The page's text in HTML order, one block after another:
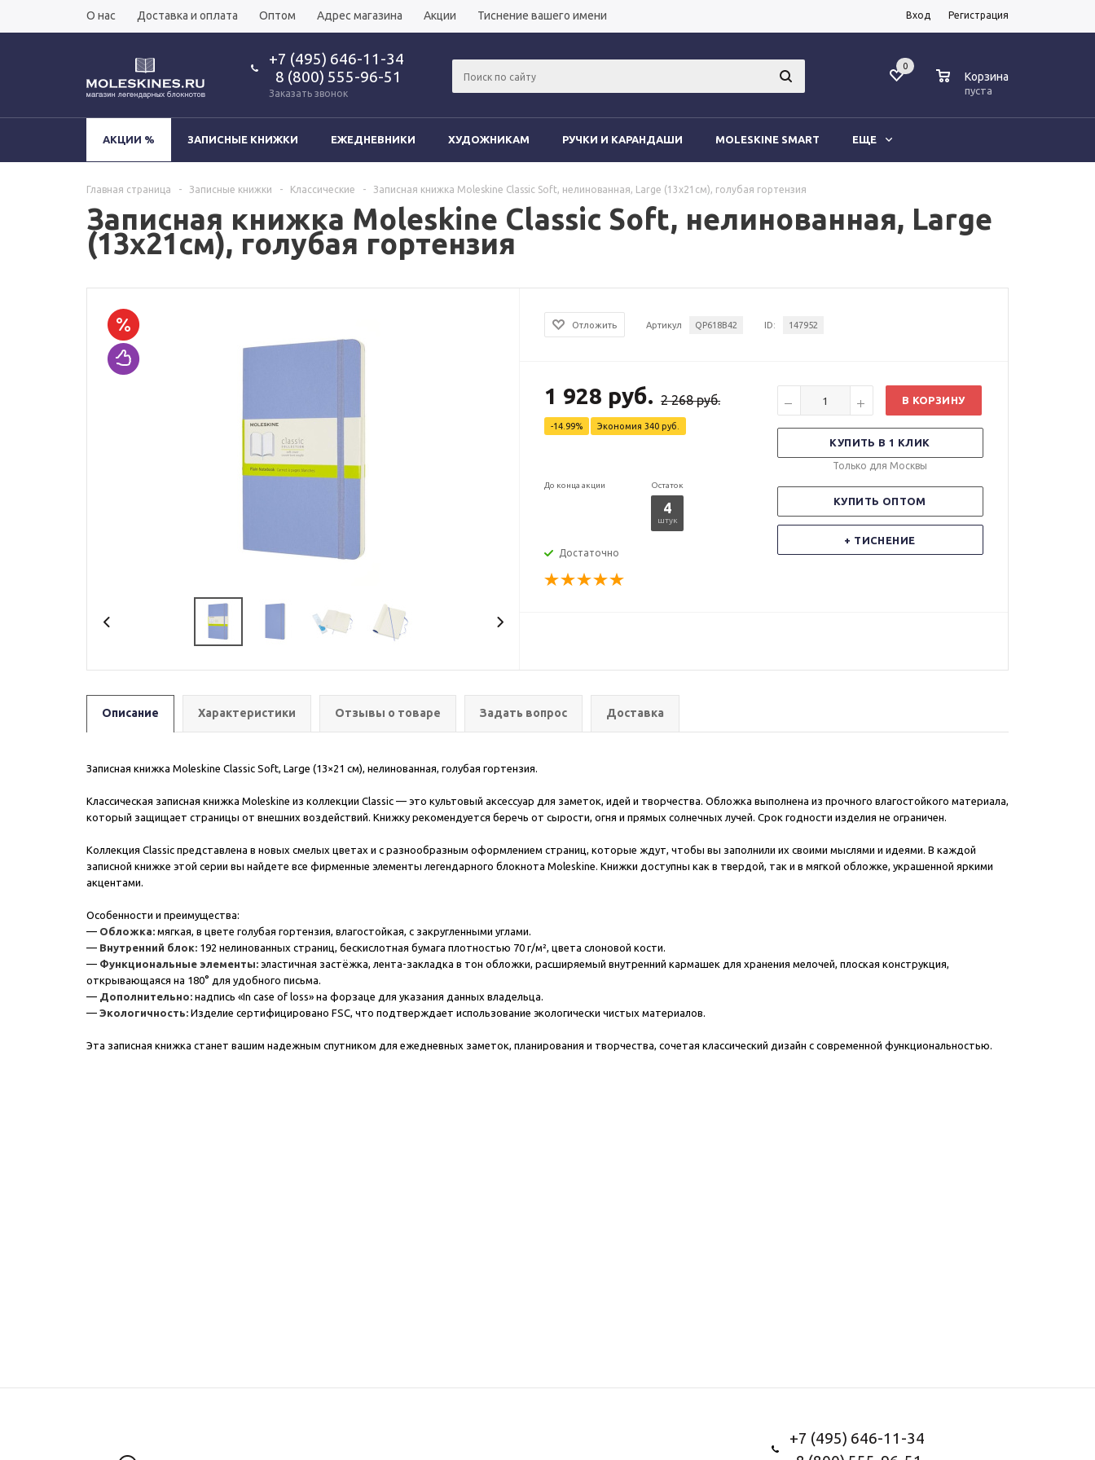
О нас Доставка и оплата Оптом Адрес магазина Акции Тиснение вашего имени Вход Регистрация
+7 (495) 646-11-34
8 (800) 555-96-51
Заказать звонок
0
Корзина
пуста
АКЦИИ % ЗАПИСНЫЕ КНИЖКИ ЕЖЕДНЕВНИКИ ХУДОЖНИКАМ РУЧКИ И КАРАНДАШИ MOLESKINE SMART ЕЩЕ
Главная страница - Записные книжки - Классические - Записная книжка Moleskine Classic Soft, нелинованная, Large (13х21см), голубая гортензия
Записная книжка Moleskine Classic Soft, нелинованная, Large
(13х21см), голубая гортензия
Отложить Артикул QP618B42 ID: 147952
1 928 руб. 2 268 руб.
-14.99% Экономия340 руб.
До конца акции Остаток
4
штук
Достаточно
В КОРЗИНУ
КУПИТЬ В 1 КЛИК
Только для Москвы
КУПИТЬ ОПТОМ
+ ТИСНЕНИЕ
Описание Характеристики Отзывы о товаре Задать вопрос Доставка
Записная книжка Moleskine Classic Soft, Large (13×21 см), нелинованная, голубая гортензия.
Классическая записная книжка Moleskine из коллекции Classic — это культовый аксессуар для заметок, идей и творчества. Обложка выполнена из прочного влагостойкого материала,
который защищает страницы от внешних воздействий. Книжку рекомендуется беречь от сырости, огня и прямых солнечных лучей. Срок годности изделия не ограничен.
Коллекция Classic представлена в новых смелых цветах и с разнообразным оформлением страниц, которые ждут, чтобы вы заполнили их своими мыслями и идеями. В каждой
записной книжке этой серии вы найдете все фирменные элементы легендарного блокнота Moleskine. Книжки доступны как в твердой, так и в мягкой обложке, украшенной яркими
акцентами.
Особенности и преимущества:
— Обложка: мягкая, в цвете голубая гортензия, влагостойкая, с закругленными углами.
— Внутренний блок: 192 нелинованных страниц, бескислотная бумага плотностью 70 г/м², цвета слоновой кости.
— Функциональные элементы: эластичная застёжка, лента-закладка в тон обложки, расширяемый внутренний кармашек для хранения мелочей, плоская конструкция,
открывающаяся на 180° для удобного письма.
— Дополнительно: надпись «In case of loss» на форзаце для указания данных владельца.
— Экологичность: Изделие сертифицировано FSC, что подтверждает использование экологически чистых материалов.
Эта записная книжка станет вашим надежным спутником для ежедневных заметок, планирования и творчества, сочетая классический дизайн с современной функциональностью.
+7 (495) 646-11-34